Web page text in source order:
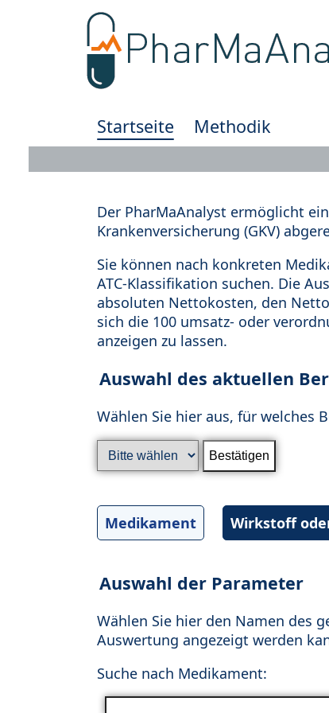
Startseite Methodik
Der PharMaAnalyst ermöglicht
Krankenversicherung (GKV)
Sie können nach konkreten
ATC-Klassifikation suchen. Die
absoluten Nettokosten, den
sich die 100 umsatz- oder
anzeigen zu lassen.
Auswahl des aktuellen
Wählen Sie hier aus, für welches
Medikament Wirkstoff
Auswahl der Parameter
Wählen Sie hier den Namen des
Auswertung angezeigt werden
Suche nach Medikament: